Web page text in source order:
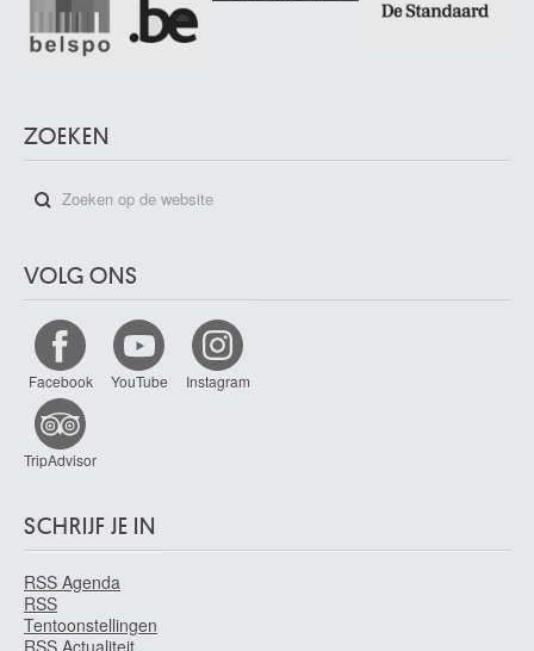
ZOEKEN
VOLG ONS
Facebook YouTube Instagram
TripAdvisor
SCHRIJF JE IN
RSS Agenda
RSS
Tentoonstellingen
RSS Actualiteit